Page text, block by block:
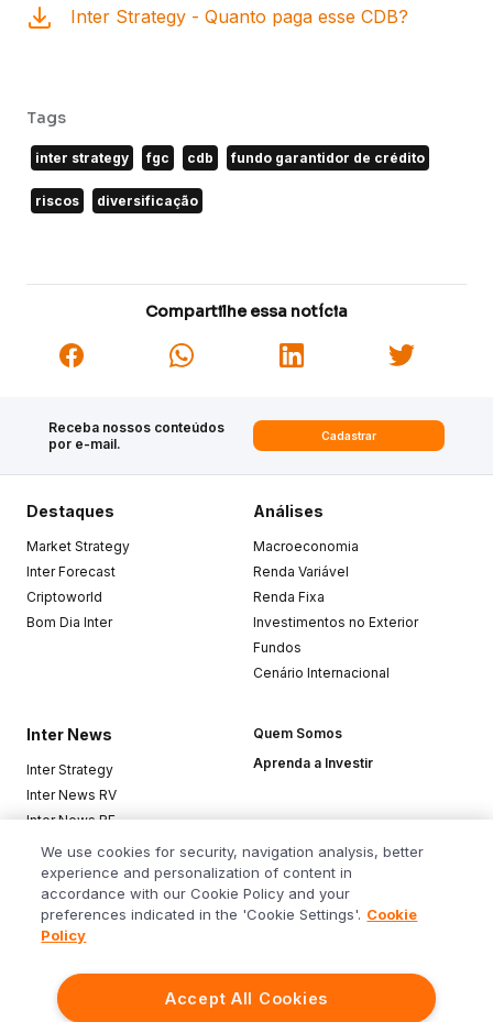
Inter Strategy - Quanto paga esse CDB?
Tags
inter strategy fgc cdb fundo garantidor de crédito
riscos diversificação
Compartilhe essa notícia
Receba nossos conteúdos
por e-mail.
Cadastrar
Destaques
Market Strategy
Inter Forecast
Criptoworld
Bom Dia Inter
Análises
Macroeconomia
Renda Variável
Renda Fixa
Investimentos no Exterior
Fundos
Cenário Internacional
Inter News
Inter Strategy
Inter News RV
Inter News RF
Top Funds
Quem Somos
Aprenda a Investir
Baixe o app
We use cookies for security, navigation analysis, better
experience and personalization of content in
accordance with our Cookie Policy and your
preferences indicated in the 'Cookie Settings'. Cookie
Policy
Accept All Cookies